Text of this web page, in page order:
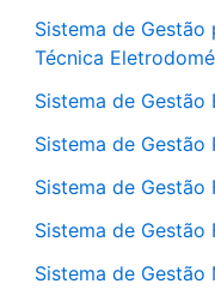
Sistema de Gestão
Técnica
Sistema de Gestão
Sistema de Gestão
Sistema de Gestão
Sistema de Gestão
Sistema de Gestão